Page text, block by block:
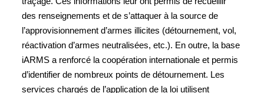
des renseignements et de s’attaquer à la source de
l’approvisionnement d’armes illicites (détournement, vol,
réactivation d’armes neutralisées, etc.). En outre, la base
iARMS a renforcé la coopération internationale et permis
d’identifier de nombreux points de détournement. Les
services chargés de l’application de la loi utilisent